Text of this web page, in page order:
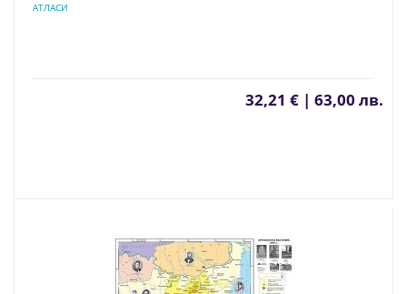
АТЛАСИ
32,21 € | 63,00 лв.